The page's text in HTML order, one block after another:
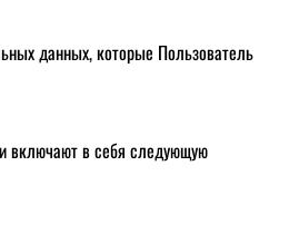
данных, которые Пользователь
включают в себя следующую